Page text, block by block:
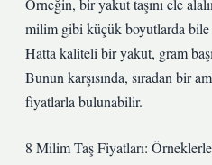
Örneğin, bir yakut taşını ele
milim gibi küçük boyutlarda
Hatta kaliteli bir yakut, gram
Bunun karşısında, sıradan bir
fiyatlarla bulunabilir.
8 Milim Taş Fiyatları: